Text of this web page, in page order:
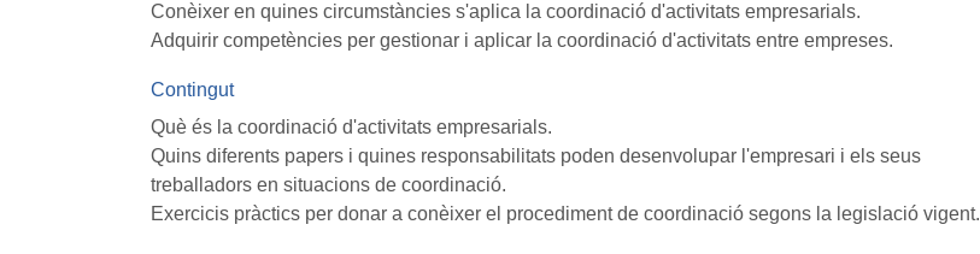
Conèixer en quines circumstàncies s'aplica la coordinació d'activitats empresarials.
Adquirir competències per gestionar i aplicar la coordinació d'activitats entre empreses.
Contingut
Què és la coordinació d'activitats empresarials.
Quins diferents papers i quines responsabilitats poden desenvolupar l'empresari i els seus
treballadors en situacions de coordinació.
Exercicis pràctics per donar a conèixer el procediment de coordinació segons la legislació vigent.